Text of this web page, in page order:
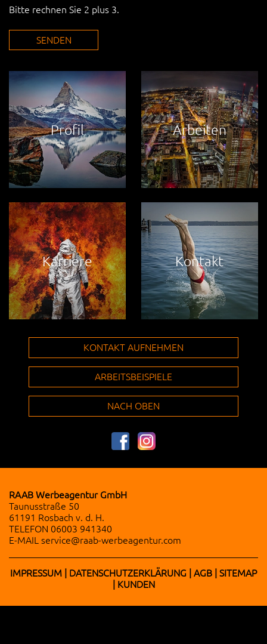
Bitte rechnen Sie 2 plus 3.
SENDEN
Profil Arbeiten
Karriere Kontakt
KONTAKT AUFNEHMEN
ARBEITSBEISPIELE
NACH OBEN
RAAB Werbeagentur GmbH
Taunusstraße 50
61191 Rosbach v. d. H.
TELEFON 06003 941340
E-MAIL service@raab-werbeagentur.com
IMPRESSUM DATENSCHUTZERKLÄRUNG AGB
SITEMAP
KUNDEN